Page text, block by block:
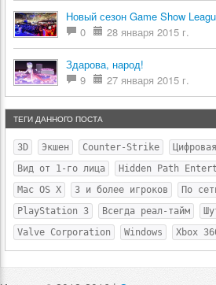
Новый сезон Game Show
0
28 января 2015 г.
Здарова, народ!
9
27 января 2015 г.
ТЕГИ ДАННОГО ПОСТА
3D Экшен Counter-Strike
Вид от 1-го лица
Hidden Path
Mac OS X
3 и более игроков По
PlayStation 3
Всегда реал-тайм
Valve Corporation
Windows Xbox